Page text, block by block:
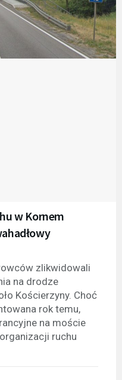
w Kornem
zlikwidowali
na drodze
Kościerzyny. Choć
rok temu,
na moście
ruchu